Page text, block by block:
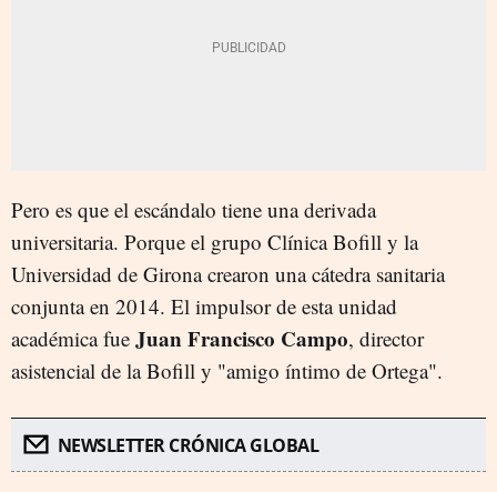
Pero es que el escándalo tiene una derivada
universitaria. Porque el grupo Clínica Bofill y la
Universidad de Girona crearon una cátedra sanitaria
conjunta en 2014. El impulsor de esta unidad
académica fue Juan Francisco Campo, director
asistencial de la Bofill y "amigo íntimo de Ortega".
NEWSLETTER CRÓNICA GLOBAL